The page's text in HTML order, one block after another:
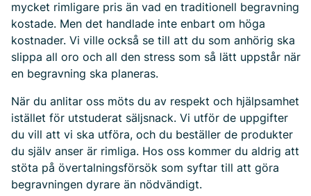
mycket rimligare pris än vad en traditionell begravning
kostade. Men det handlade inte enbart om höga
kostnader. Vi ville också se till att du som anhörig ska
slippa all oro och all den stress som så lätt uppstår när
en begravning ska planeras.
När du anlitar oss möts du av respekt och hjälpsamhet
istället för utstuderat säljsnack. Vi utför de uppgifter
du vill att vi ska utföra, och du beställer de produkter
du själv anser är rimliga. Hos oss kommer du aldrig att
stöta på övertalningsförsök som syftar till att göra
begravningen dyrare än nödvändigt.